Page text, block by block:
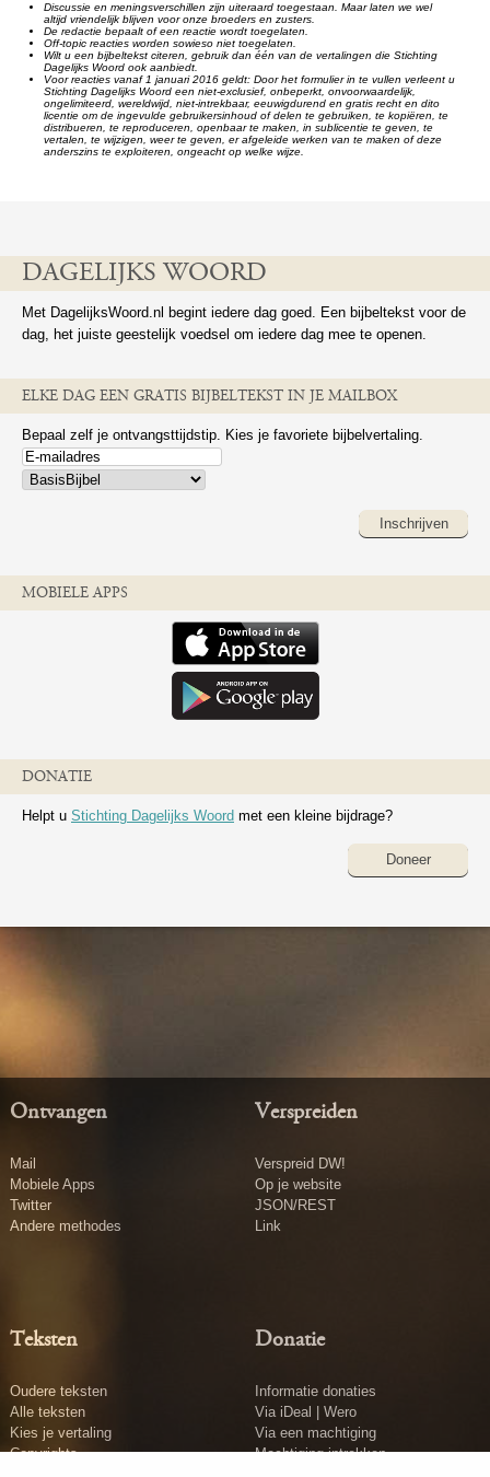
Discussie en meningsverschillen zijn uiteraard toegestaan. Maar laten we wel
altijd vriendelijk blijven voor onze broeders en zusters.
De redactie bepaalt of een reactie wordt toegelaten.
Off-topic reacties worden sowieso niet toegelaten.
Wilt u een bijbeltekst citeren, gebruik dan één van de vertalingen die Stichting
Dagelijks Woord ook aanbiedt.
Voor reacties vanaf 1 januari 2016 geldt: Door het formulier in te vullen verleent u
Stichting Dagelijks Woord een niet-exclusief, onbeperkt, onvoorwaardelijk,
ongelimiteerd, wereldwijd, niet-intrekbaar, eeuwigdurend en gratis recht en dito
licentie om de ingevulde gebruikersinhoud of delen te gebruiken, te kopiëren, te
distribueren, te reproduceren, openbaar te maken, in sublicentie te geven, te
vertalen, te wijzigen, weer te geven, er afgeleide werken van te maken of deze
anderszins te exploiteren, ongeacht op welke wijze.
DAGELIJKS WOORD
Met DagelijksWoord.nl begint iedere dag goed. Een bijbeltekst voor de
dag, het juiste geestelijk voedsel om iedere dag mee te openen.
ELKE DAG EEN GRATIS BIJBELTEKST IN JE MAILBOX
Bepaal zelf je ontvangsttijdstip. Kies je favoriete bijbelvertaling.
Inschrijven
MOBIELE APPS
DONATIE
Helpt u Stichting Dagelijks Woord met een kleine bijdrage?
Doneer
Ontvangen
Mail
Mobiele Apps
Twitter
Andere methodes
Verspreiden
Verspreid DW!
Op je website
JSON/REST
Link
Teksten
Oudere teksten
Alle teksten
Kies je vertaling
Copyrights
Donatie
Informatie donaties
Via iDeal | Wero
Via een machtiging
Machtiging intrekken